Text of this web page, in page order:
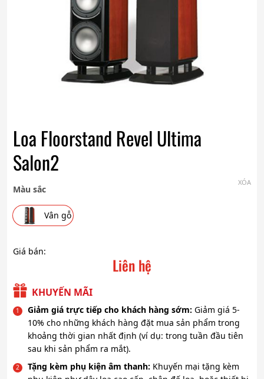
Loa Floorstand Revel Ultima
Salon2
Màu sắc
Vân gỗ
XÓA
Giá bán:
Liên hệ
KHUYẾN MÃI
Giảm giá trực tiếp cho khách hàng sớm: Giảm giá 5-
10% cho những khách hàng đặt mua sản phẩm trong
khoảng thời gian nhất định (ví dụ: trong tuần đầu tiên
sau khi sản phẩm ra mắt).
Tặng kèm phụ kiện âm thanh: Khuyến mại tặng kèm